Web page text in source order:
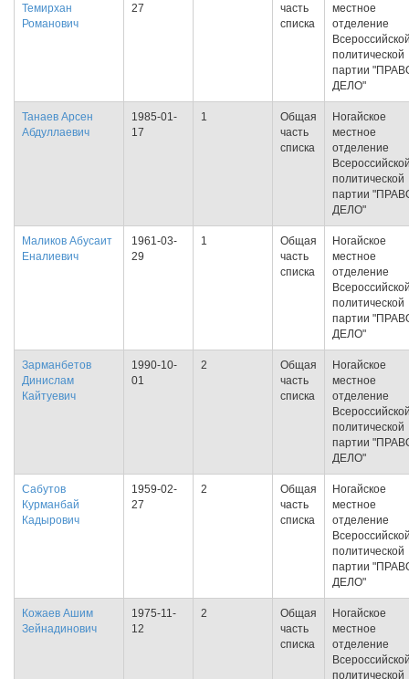
Темирхан
Романович
27
часть
списка
местное
отделение
политической
партии
ДЕЛО"
Танаев Арсен
Абдуллаевич
1985-01-
17
1
Общая
часть
списка
Ногайское
местное
отделение
политической
партии
ДЕЛО"
Маликов Абусаит
Еналиевич
1961-03-
29
1
Общая
часть
списка
Ногайское
местное
отделение
политической
партии
ДЕЛО"
Зарманбетов
Динислам
Кайтуевич
1990-10-
01
2
Общая
часть
списка
Ногайское
местное
отделение
политической
партии
ДЕЛО"
Сабутов
Курманбай
Кадырович
1959-02-
27
2
Общая
часть
списка
Ногайское
местное
отделение
политической
партии
ДЕЛО"
Кожаев Ашим
Зейнадинович
1975-11-
12
2
Общая
часть
списка
Ногайское
местное
отделение
политической